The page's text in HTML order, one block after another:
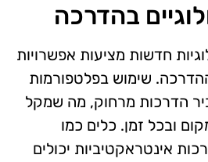
בהדרכה
חדשות מציעות אפשרויות
שימוש בפלטפורמות
הדרכות מרחוק, מה שמקל
ובכל זמן. כלים כמו
אינטראקטיביות יכולים